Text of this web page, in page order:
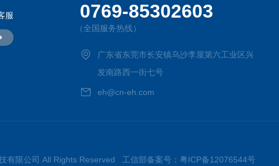
服 0769-85302603
（全国服务热线）
广东省东莞市长安镇乌沙李屋第六工业区兴
发南路西一街七号
eh@cn-eh.com
有限公司 All Rights Reserved 工信部备案号： 粤ICP备12076544号